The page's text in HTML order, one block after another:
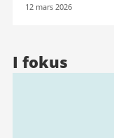
12 mars 2026
I fokus